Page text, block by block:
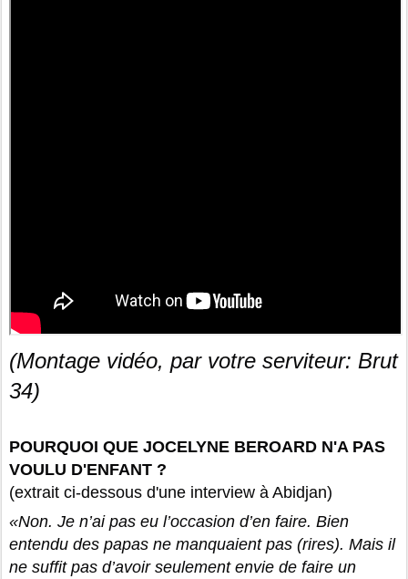
(Montage vidéo, par votre serviteur: Brut
34)
POURQUOI QUE JOCELYNE BEROARD N'A PAS
VOULU D'ENFANT ?
(extrait ci-dessous d'une interview à Abidjan)
«Non. Je n’ai pas eu l’occasion d’en faire. Bien
entendu des papas ne manquaient pas (rires). Mais il
ne suffit pas d’avoir seulement envie de faire un